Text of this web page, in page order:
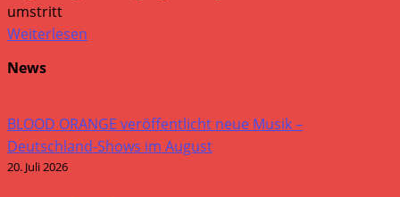
umstritt
Weiterlesen
News
BLOOD ORANGE veröffentlicht neue Musik –
Deutschland-Shows im August
20. Juli 2026